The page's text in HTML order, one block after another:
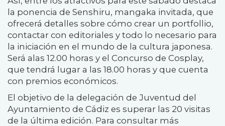
la ponencia de Senshiru, mangaka invitada, que
ofrecerá detalles sobre cómo crear un portfollio,
contactar con editoriales y todo lo necesario para
la iniciación en el mundo de la cultura japonesa.
Será alas 12.00 horas y el Concurso de Cosplay,
que tendrá lugar a las 18.00 horas y que cuenta
con premios económicos.
El objetivo de la delegación de Juventud del
Ayuntamiento de Cádiz es superar las 20 visitas
de la última edición. Para consultar más